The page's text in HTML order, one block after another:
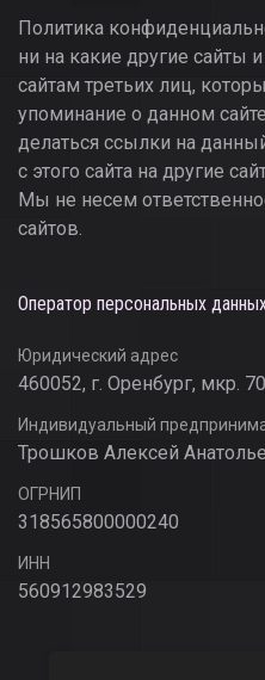
Политика
ни на какие другие сайты
сайтам третьих лиц,
упоминание о данном
делаться ссылки на
с этого сайта на другие
Мы не несем
сайтов.
Оператор персональных
Юридический адрес
460052, г. Оренбург, мкр.
Индивидуальный
Трошков Алексей
ОГРНИП
318565800000240
ИНН
560912983529